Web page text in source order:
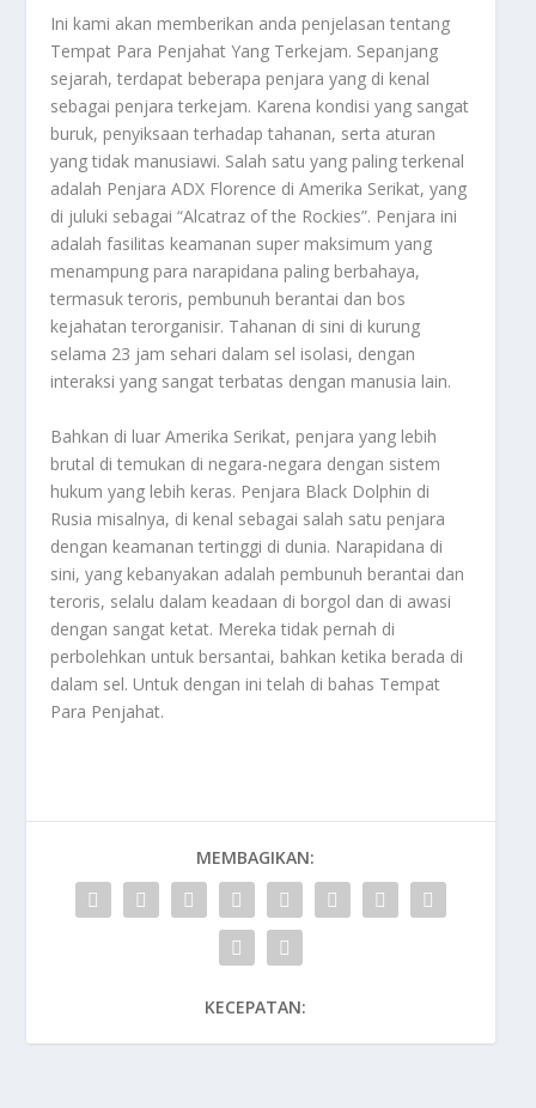
Ini kami akan memberikan anda penjelasan tentang
Tempat Para Penjahat Yang Terkejam. Sepanjang
sejarah, terdapat beberapa penjara yang di kenal
sebagai penjara terkejam. Karena kondisi yang sangat
buruk, penyiksaan terhadap tahanan, serta aturan
yang tidak manusiawi. Salah satu yang paling terkenal
adalah Penjara ADX Florence di Amerika Serikat, yang
di juluki sebagai “Alcatraz of the Rockies”. Penjara ini
adalah fasilitas keamanan super maksimum yang
menampung para narapidana paling berbahaya,
termasuk teroris, pembunuh berantai dan bos
kejahatan terorganisir. Tahanan di sini di kurung
selama 23 jam sehari dalam sel isolasi, dengan
interaksi yang sangat terbatas dengan manusia lain.
Bahkan di luar Amerika Serikat, penjara yang lebih
brutal di temukan di negara-negara dengan sistem
hukum yang lebih keras. Penjara Black Dolphin di
Rusia misalnya, di kenal sebagai salah satu penjara
dengan keamanan tertinggi di dunia. Narapidana di
sini, yang kebanyakan adalah pembunuh berantai dan
teroris, selalu dalam keadaan di borgol dan di awasi
dengan sangat ketat. Mereka tidak pernah di
perbolehkan untuk bersantai, bahkan ketika berada di
dalam sel. Untuk dengan ini telah di bahas Tempat
Para Penjahat.
MEMBAGIKAN:
KECEPATAN: